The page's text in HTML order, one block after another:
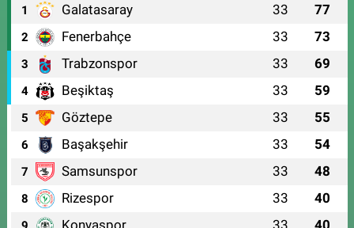
1 Galatasaray 33 77
2 Fenerbahçe 33 73
3 Trabzonspor 33 69
4 Beşiktaş 33 59
5 Göztepe 33 55
6 Başakşehir 33 54
7 Samsunspor 33 48
8 Rizespor 33 40
Konyaspor 33 40